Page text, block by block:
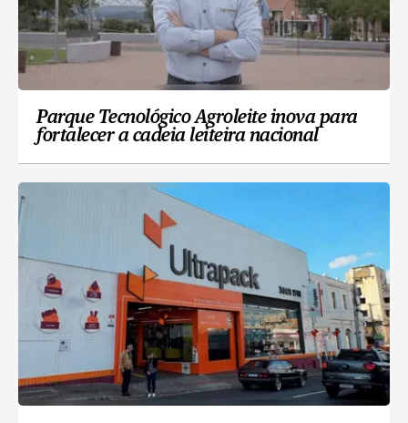
Parque Tecnológico Agroleite inova para
fortalecer a cadeia leiteira nacional